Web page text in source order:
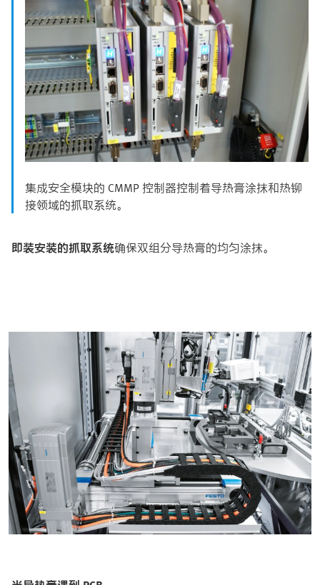
集成安全模块的 CMMP 控制器控制着导热膏涂抹和热铆
接领域的抓取系统。
即装安装的抓取系统确保双组分导热膏的均匀涂抹。